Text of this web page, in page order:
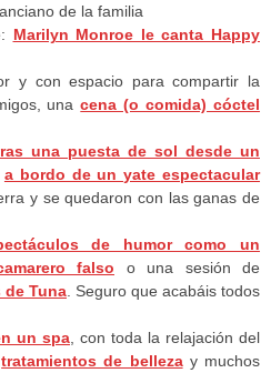
de la familia
Marilyn Monroe le canta Happy
y con espacio para compartir la
una cena (o comida) cóctel
una puesta de sol desde un
a bordo de un yate espectacular
y se quedaron con las ganas de
de humor como un
falso o una sesión de
de Tuna . Seguro que acabáis todos
un spa , con toda la relajación del
tratamientos de bellezay muchos